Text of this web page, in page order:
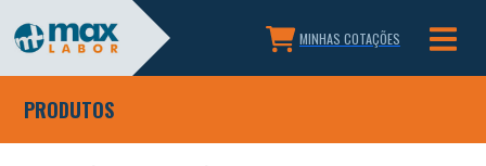
MINHAS COTAÇÕES
PRODUTOS